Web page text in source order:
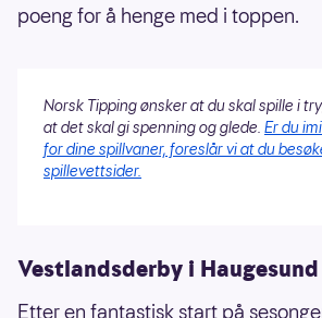
poeng for å henge med i toppen.
Norsk Tipping ønsker at du skal spille i
at det skal gi spenning og glede. Er du
for dine spillvaner, foreslår vi at du
spillevettsider.
Vestlandsderby i Haugesund
Etter en fantastisk start på